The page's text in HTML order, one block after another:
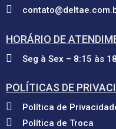
HORÁRIO DE
Seg à Sex – 8:15 às
POLÍTICAS DE
Política de
Política de Troca